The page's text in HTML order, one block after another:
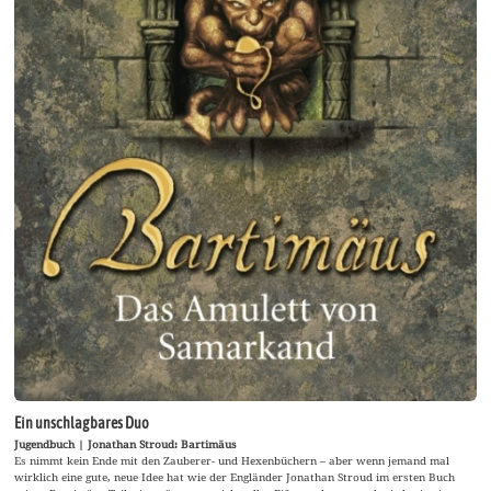
Ein unschlagbares Duo
Jugendbuch | Jonathan Stroud: Bartimäus
Es nimmt kein Ende mit den Zauberer- und Hexenbüchern – aber wenn jemand mal
wirklich eine gute, neue Idee hat wie der Engländer Jonathan Stroud im ersten Buch